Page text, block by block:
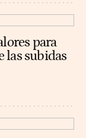
para
las subidas